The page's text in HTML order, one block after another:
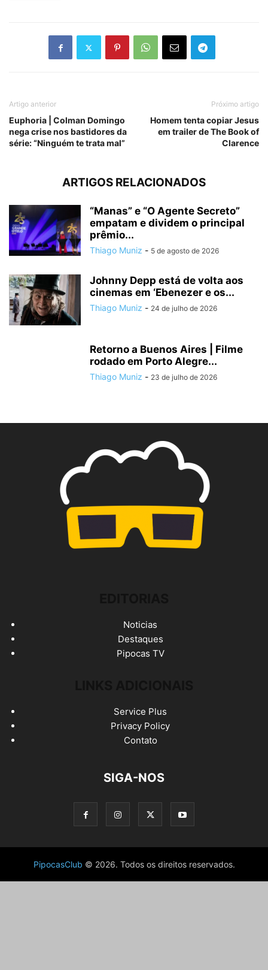
Artigo anterior
Euphoria | Colman Domingo
nega crise nos bastidores da
série: “Ninguém te trata mal”
Próximo artigo
Homem tenta copiar Jesus
em trailer de The Book of
Clarence
ARTIGOS RELACIONADOS
“Manas” e “O Agente Secreto”
empatam e dividem o principal
prêmio...
Thiago Muniz - 5 de agosto de 2026
Johnny Depp está de volta aos
cinemas em ‘Ebenezer e os...
Thiago Muniz - 24 de julho de 2026
Retorno a Buenos Aires | Filme
rodado em Porto Alegre...
Thiago Muniz - 23 de julho de 2026
Noticias
Destaques
Pipocas TV
Service Plus
Privacy Policy
Contato
SIGA-NOS
PipocasClub © 2026. Todos os direitos reservados.